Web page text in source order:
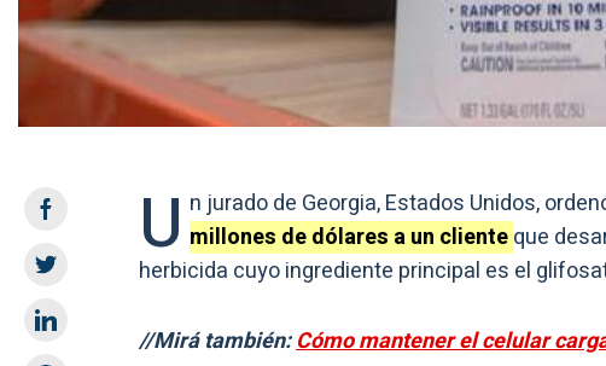
U n jurado de Georgia, Estados Unidos,
millones de dólares a un clienteque
herbicida cuyo ingrediente principal es el
//Mirá también:Cómo mantener el celular